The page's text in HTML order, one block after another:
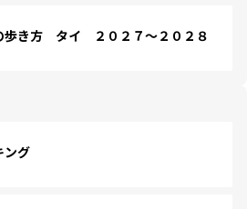
歩き方 タイ ２０２７～２０２８
ング